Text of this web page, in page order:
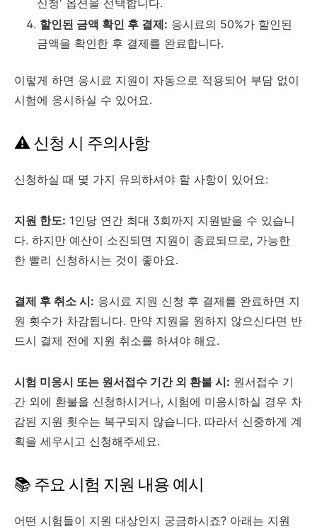
신청' 옵션을 선택합니다.
할인된 금액 확인 후 결제: 응시료의 50%가 할인된
금액을 확인한 후 결제를 완료합니다.
이렇게 하면 응시료 지원이 자동으로 적용되어 부담 없이
시험에 응시하실 수 있어요.
⚠️ 신청 시 주의사항
신청하실 때 몇 가지 유의하셔야 할 사항이 있어요:
지원 한도: 1인당 연간 최대 3회까지 지원받을 수 있습니
다. 하지만 예산이 소진되면 지원이 종료되므로, 가능한
한 빨리 신청하시는 것이 좋아요.
결제 후 취소 시: 응시료 지원 신청 후 결제를 완료하면 지
원 횟수가 차감됩니다. 만약 지원을 원하지 않으신다면 반
드시 결제 전에 지원 취소를 하셔야 해요.
시험 미응시 또는 원서접수 기간 외 환불 시: 원서접수 기
간 외에 환불을 신청하시거나, 시험에 미응시하실 경우 차
감된 지원 횟수는 복구되지 않습니다. 따라서 신중하게 계
획을 세우시고 신청해주세요.
📚 주요 시험 지원 내용 예시
어떤 시험들이 지원 대상인지 궁금하시죠? 아래는 지원